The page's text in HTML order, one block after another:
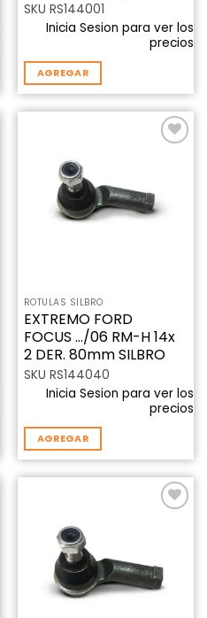
SKU RS144001
Inicia Sesion para ver los
precios
AGREGAR
deseos
ROTULAS SILBRO
EXTREMO FORD
FOCUS …/06 RM-H 14x
2 DER. 80mm SILBRO
SKU RS144040
Inicia Sesion para ver los
precios
AGREGAR